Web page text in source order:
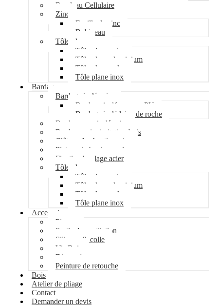
Bandeau Cellulaire
Zinc
Feuille de zinc
Bobineau
Tôle plane
Tôle plane acier
Tôle plane aluminium
Tôle plane galva
Tôle plane inox
Bardage
Bardage isolé acier
Bardage isolé mousse PU
Bardage isolé laine de roche
Bardage non isolé acier
Bardage acier imitation bois
Clôture de chantier acier
Plateau de bardage acier
Fixation bardage acier
Tôle plane
Tôle plane acier
Tôle plane aluminium
Tôle plane galva
Tôle plane inox
Accessoires
Pipeco
Sortie de ventilation
Silicone & colle
Vis Bois
Disque à tronçonner
Peinture de retouche
Bois
Atelier de pliage
Contact
Demander un devis